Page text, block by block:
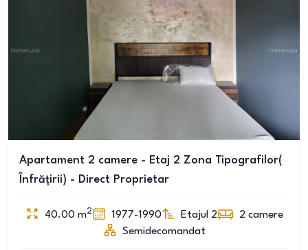
Apartament 2 camere - Etaj 2 Zona Tipografilor(
Înfrățirii) - Direct Proprietar
40.00 m2 1977-1990 Etajul 2 2 camere
Semidecomandat